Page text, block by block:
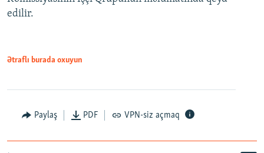
edilir.
Ətraflı burada oxuyun
Paylaş PDF VPN-siz açmaq